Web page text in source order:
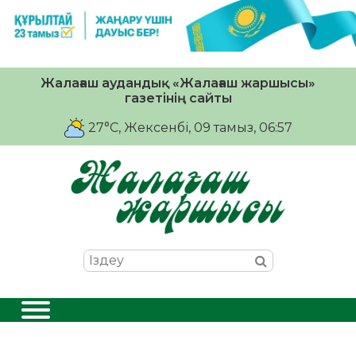
Жалағаш аудандық «Жалағаш жаршысы»
газетінің сайты
27°C, Жексенбі, 09 тамыз, 06:57